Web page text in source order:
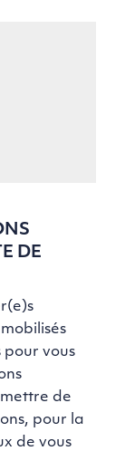
DE
vous
de
pour la
de vous